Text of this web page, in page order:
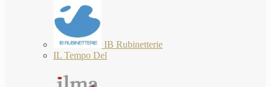
IB Rubinetterie
IL Tempo Del